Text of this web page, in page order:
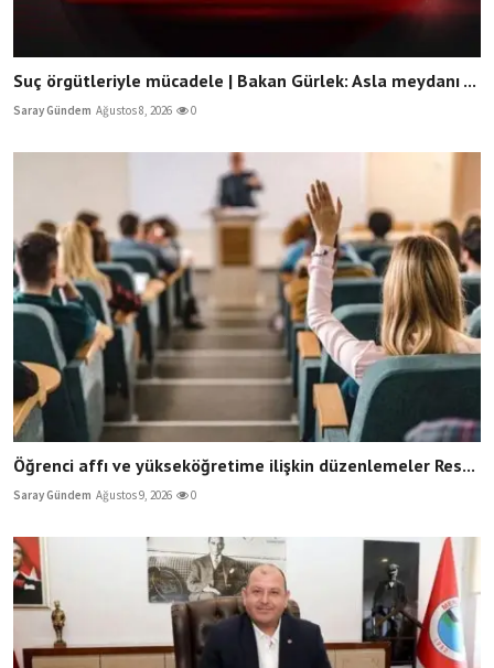
Suç örgütleriyle mücadele | Bakan Gürlek: Asla meydanı ...
Saray Gündem Ağustos 8, 2026 0
Öğrenci affı ve yükseköğretime ilişkin düzenlemeler Res...
Saray Gündem Ağustos 9, 2026 0